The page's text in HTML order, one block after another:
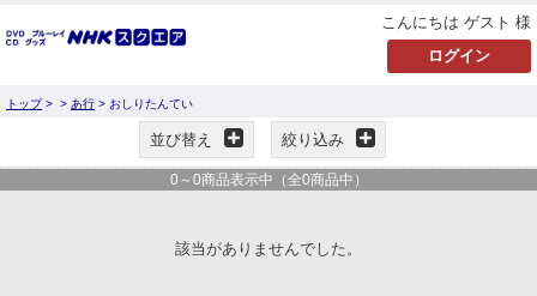
こんにちは ゲスト 様
トップ> > あ行 > おしりたんてい
並び替え 絞り込み
0 ～ 0商品表示中（全0商品中）
該当がありませんでした。